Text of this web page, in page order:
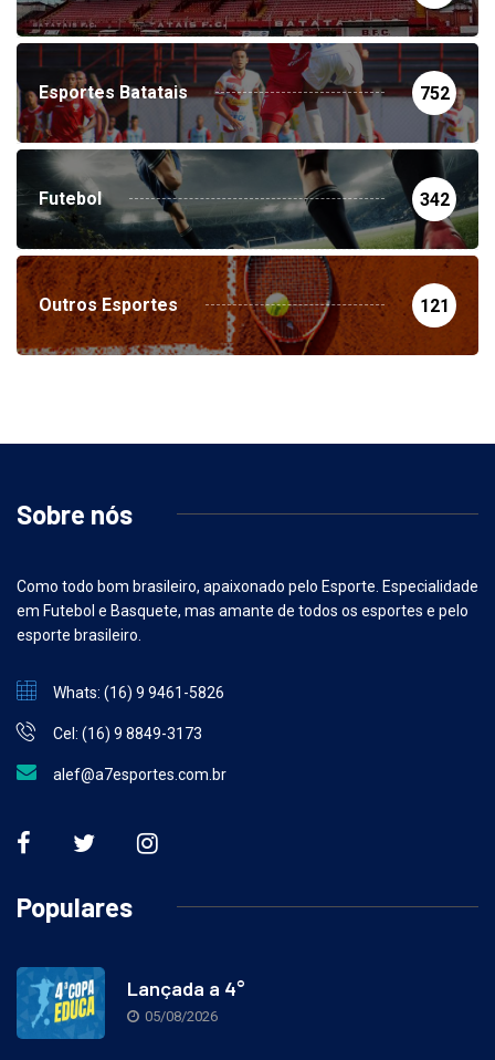
Esportes Batatais 752
Futebol 342
Outros Esportes 121
Sobre nós
Como todo bom brasileiro, apaixonado pelo Esporte. Especialidade
em Futebol e Basquete, mas amante de todos os esportes e pelo
esporte brasileiro.
Whats: (16) 9 9461-5826
Cel: (16) 9 8849-3173
alef@a7esportes.com.br
Populares
Lançada a 4°
05/08/2026